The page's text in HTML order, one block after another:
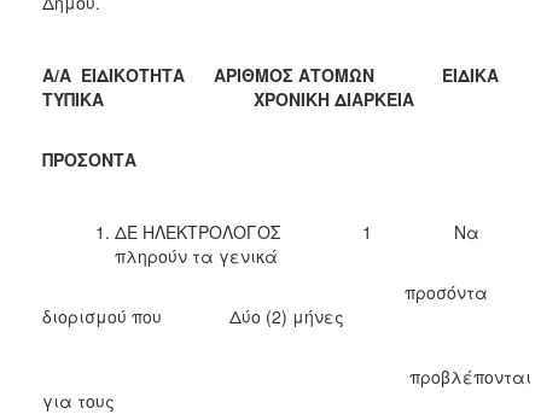
ΤΟΠΟΣ
ΠΟΛΙΤΙΣΜΟΣ
Α/Α ΕΙΔΙΚΟΤΗΤΑ ΑΡΙΘΜΟΣ ΑΤΟΜΩΝ ΕΙΔΙΚΑ
ΤΥΠΙΚΑ ΧΡΟΝΙΚΗ ΔΙΑΡΚΕΙΑ
ΠΡΟΣΟΝΤΑ
ΔΕ ΗΛΕΚΤΡΟΛΟΓΟΣ 1 Να
πληρούν τα γενικά
προσόντα
διορισμού που Δύο (2) μήνες
προβλέπονται
για τους